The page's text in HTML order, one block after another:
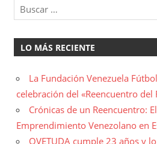
entradas
LO MÁS RECIENTE
La Fundación Venezuela
celebración del «Reencuentro
Crónicas de un Reencuentro:
Emprendimiento Venezolano en
OVETUDA cumple 23 años y